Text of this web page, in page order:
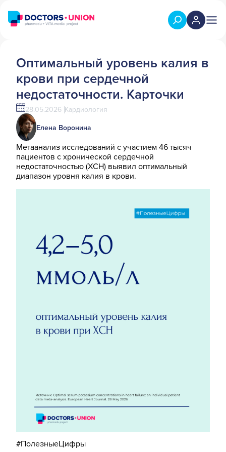
Оптимальный уровень калия в
крови при сердечной
недостаточности. Карточки
28.05.2026 Кардиология
Елена Воронина
Метаанализ исследований с участием 46 тысяч
пациентов с хронической сердечной
недостаточностью (ХСН) выявил оптимальный
диапазон уровня калия в крови.
#ПолезныеЦифры